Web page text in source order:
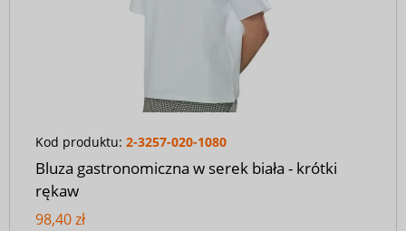
Kod produktu: 2-3257-020-1080
Bluza gastronomiczna w serek biała - krótki
rękaw
98,40 zł